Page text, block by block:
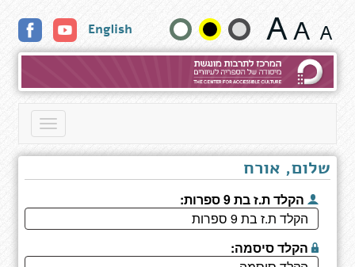
כותר
שנה
גודל
טקסט
English
Toggle
שלום, אורח
הקלד ת.ז בת 9 ספרות:
הקלד סיסמה: